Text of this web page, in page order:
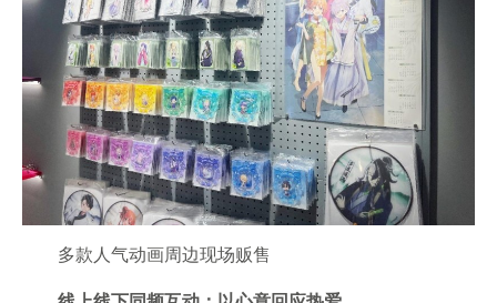
多款人气动画周边现场贩售